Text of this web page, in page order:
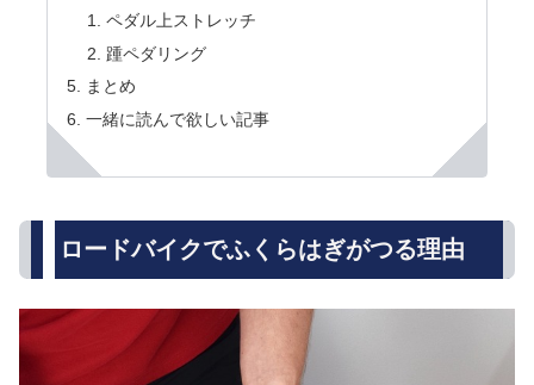
ペダル上ストレッチ
踵ペダリング
まとめ
一緒に読んで欲しい記事
ロードバイクでふくらはぎがつる理由